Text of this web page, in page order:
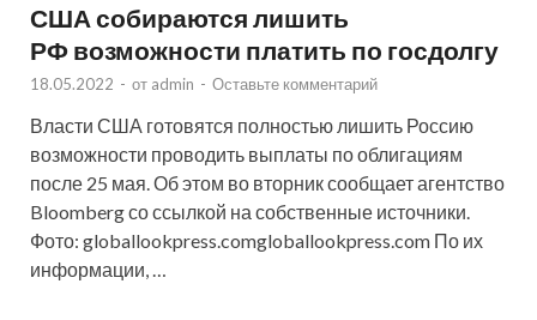
США собираются лишить
РФ возможности платить по госдолгу
18.05.2022 - от admin - Оставьте комментарий
Власти США готовятся полностью лишить Россию
возможности проводить выплаты по облигациям
после 25 мая. Об этом во вторник сообщает агентство
Bloomberg со ссылкой на собственные источники.
Фото: globallookpress.comgloballookpress.com По их
информации, …